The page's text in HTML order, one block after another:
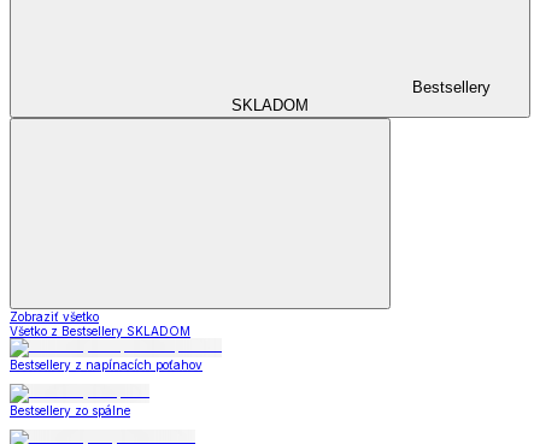
Bestsellery
SKLADOM
Zobraziť všetko
Všetko z Bestsellery SKLADOM
Bestsellery z napínacích poťahov
Bestsellery zo spálne